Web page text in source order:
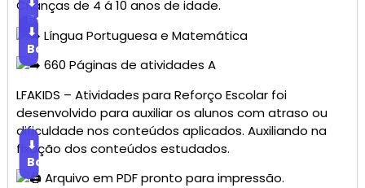
Crianças de 4 á 10 anos de idade.
Baixar
Língua Portuguesa e Matemática
⬇
Baixar
660 Páginas de atividades A
LFAKIDS – Atividades para Reforço Escolar foi
desenvolvido para auxiliar os alunos com atraso ou
dificuldade nos conteúdos aplicados. Auxiliando na
fixação dos conteúdos estudados.
⬇
Baixar
Arquivo em PDF pronto para impressão.